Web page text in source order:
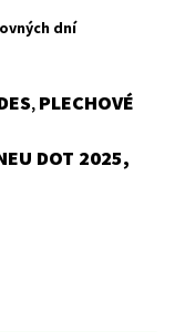
dní
, PLECHOVÉ
DOT 2025,